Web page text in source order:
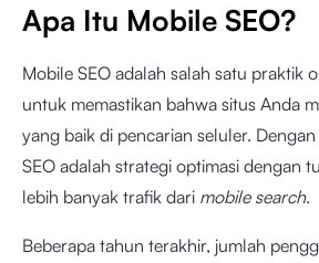
Apa Itu Mobile SEO?
Mobile SEO adalah salah satu praktik
untuk memastikan bahwa situs Anda
yang baik di pencarian seluler.
SEO adalah strategi optimasi dengan
lebih banyak trafik dari mobile search.
Beberapa tahun terakhir, jumlah